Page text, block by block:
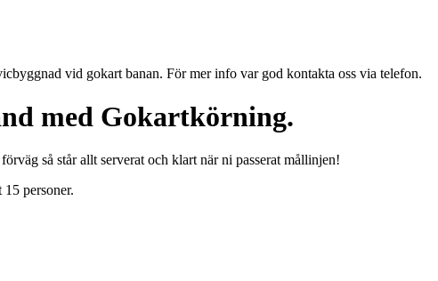
vid gokart banan. För mer info var god kontakta oss via telefon.
med Gokartkörning.
så står allt serverat och klart när ni passerat mållinjen!
personer.